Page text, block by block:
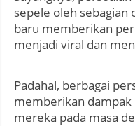
sepele oleh sebagian
baru memberikan
menjadi viral dan
Padahal, berbagai
memberikan dampak
mereka pada masa